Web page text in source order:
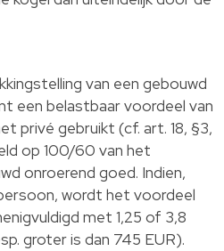
van een gebouwd
een belastbaar voordeel van
privé gebruikt (cf. art. 18, §3,
op 100/60 van het
onroerend goed. Indien,
wordt het voordeel
met 1,25 of 3,8
groter is dan 745 EUR).